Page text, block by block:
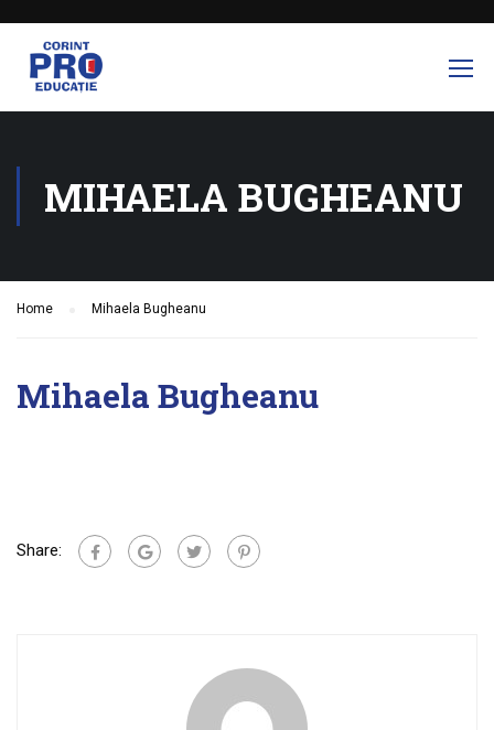
MIHAELA BUGHEANU
Home Mihaela Bugheanu
Mihaela Bugheanu
Share: